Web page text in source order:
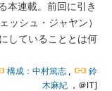
本連載。前回に引き
ッシュ・ジャヤン）
していることとは何
構成：中村篤志 ,
鈴
木麻紀 ，＠IT]